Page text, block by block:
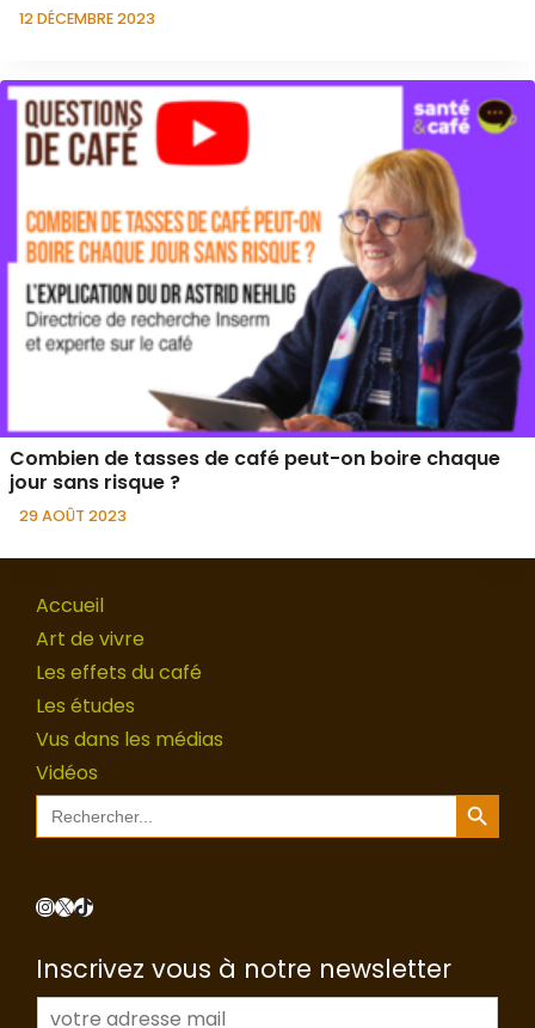
12 DÉCEMBRE 2023
Combien de tasses de café peut-on boire chaque
jour sans risque ?
29 AOÛT 2023
Accueil
Art de vivre
Les effets du café
Les études
Vus dans les médias
Vidéos
Search
for:
Search Button
Instagram
X TikTok
Inscrivez vous à notre newsletter
E